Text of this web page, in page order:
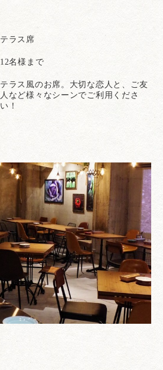
テラス席
12名様まで
テラス風のお席。大切な恋人と、ご友
人など様々なシーンでご利用くださ
い！